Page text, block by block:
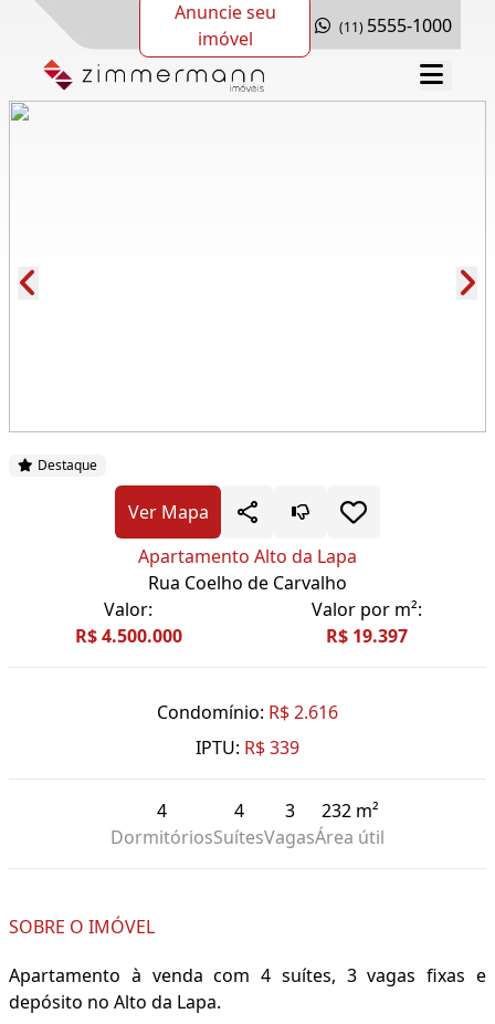
Anuncie seu
imóvel
(11) 5555-1000
Destaque
Ver Mapa
Apartamento Alto da Lapa
Rua Coelho de Carvalho
Valor:
R$ 4.500.000
Valor por m²:
R$ 19.397
Condomínio: R$ 2.616
IPTU: R$ 339
4
Dormitórios
4
Suítes
3
Vagas
232 m²
Área útil
SOBRE O IMÓVEL
Apartamento à venda com 4 suítes, 3 vagas fixas e
depósito no Alto da Lapa.